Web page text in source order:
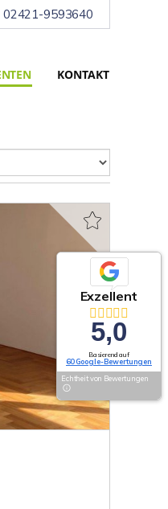
02421-9593640
KONTAKT
Exzellent
5,0
Basierend auf
60 Google-Bewertungen
Echtheit von Bewertungen